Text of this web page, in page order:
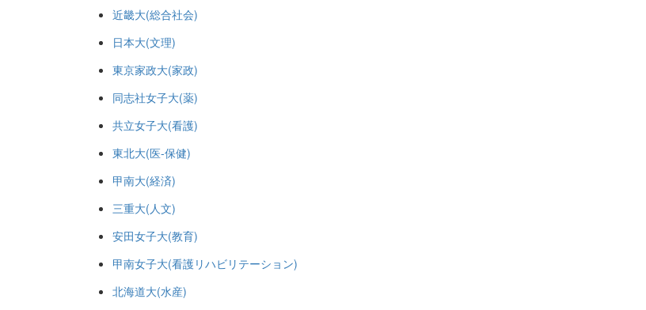
近畿大(総合社会)
日本大(文理)
東京家政大(家政)
同志社女子大(薬)
共立女子大(看護)
東北大(医-保健)
甲南大(経済)
三重大(人文)
安田女子大(教育)
甲南女子大(看護リハビリテーション)
北海道大(水産)